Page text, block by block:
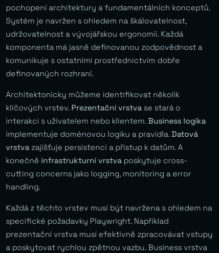
pochopení architektury a fundamentálních konceptů.
Systém je navržen s ohledem na škálovatelnost,
udržovatelnost a vývojářskou ergonomii. Každá
komponenta má jasně definovanou zodpovědnost a
komunikuje s ostatními prostřednictvím dobře
definovaných rozhraní.
Architektonicky můžeme identifikovat několik
klíčových vrstev. Prezentační vrstva se stará o
interakci s uživatelem nebo klientem.Business logika
implementuje doménovou logiku a pravidla.Datová
vrstva zajišťuje persistenci a přístup k datům. A
konečně infrastrukturní vrstva poskytuje cross-
cutting concerns jako logging, monitoring a error
handling.
Každá z těchto vrstev musí být navržena s ohledem na
specifické požadavky Playwright. Například
prezentační vrstva musí efektivně zpracovávat vstupy
a poskytovat rychlou zpětnou vazbu. Business vrstva